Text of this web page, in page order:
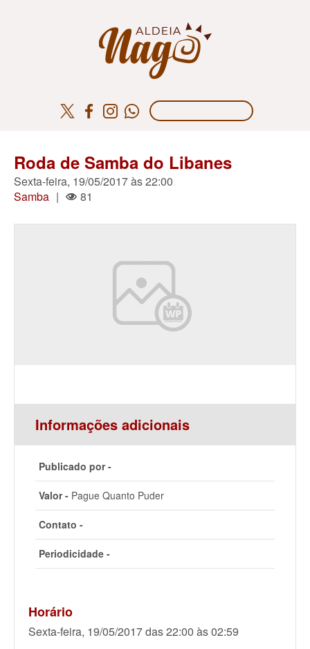
Roda de Samba do Libanes
Sexta-feira, 19/05/2017 às 22:00
Samba | 81
Informações adicionais
Publicado por -
Valor - Pague Quanto Puder
Contato -
Periodicidade -
Horário
Sexta-feira, 19/05/2017 das 22:00 às 02:59